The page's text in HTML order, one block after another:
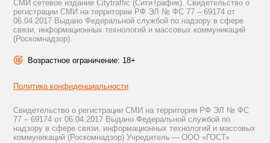
СМИ сетевое издание Citytraffic (СитиТрафик). Свидетельство о
регистрации СМИ на территории РФ ЭЛ № ФС 77 – 69174 от
06.04.2017 Выдано Федеральной службой по надзору в сфере
связи, информационных технологий и массовых коммуникаций
(Роскомнадзор).
Возрастное ограничение: 18+
Политика конфиденциальности
Свидетельство о регистрации СМИ на территории РФ ЭЛ № ФС
77 – 69174 от 06.04.2017 Выдано Федеральной службой по
надзору в сфере связи, информационных технологий и массовых
коммуникаций (Роскомнадзор) Учредитель — ООО «ГОСТ»